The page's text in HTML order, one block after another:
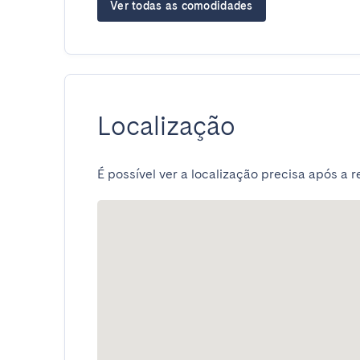
Ver todas as comodidades
Localização
É possível ver a localização precisa após a